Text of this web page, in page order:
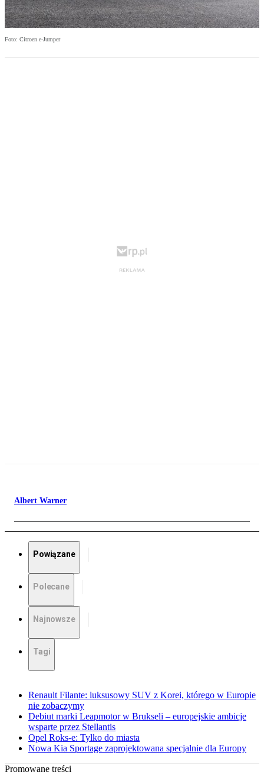
Foto: Citroen e-Jumper
Albert Warner
Powiązane
Polecane
Najnowsze
Tagi
Renault Filante: luksusowy SUV z Korei, którego w Europie
nie zobaczymy
Debiut marki Leapmotor w Brukseli – europejskie ambicje
wsparte przez Stellantis
Opel Roks-e: Tylko do miasta
Nowa Kia Sportage zaprojektowana specjalnie dla Europy
Promowane treści